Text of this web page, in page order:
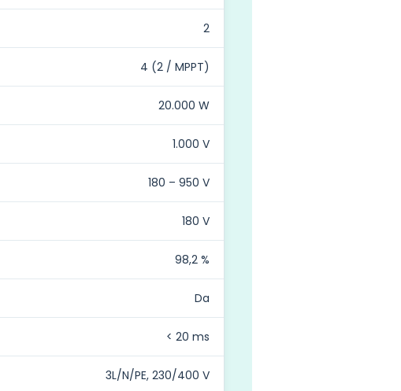
2
4 (2 / MPPT)
20.000 W
1.000 V
180 – 950 V
180 V
98,2 %
Da
< 20 ms
3L/N/PE, 230/400 V